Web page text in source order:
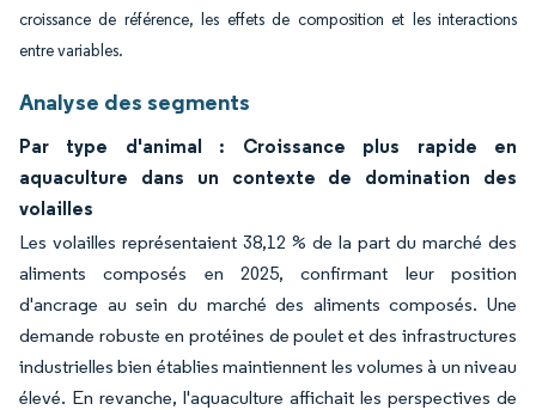
croissance de référence, les effets de composition et les interactions
entre variables.
Analyse des segments
Par type d'animal : Croissance plus rapide en
aquaculture dans un contexte de domination des
volailles
Les volailles représentaient 38,12 % de la part du marché des
aliments composés en 2025, confirmant leur position
d'ancrage au sein du marché des aliments composés. Une
demande robuste en protéines de poulet et des infrastructures
industrielles bien établies maintiennent les volumes à un niveau
élevé. En revanche, l'aquaculture affichait les perspectives de